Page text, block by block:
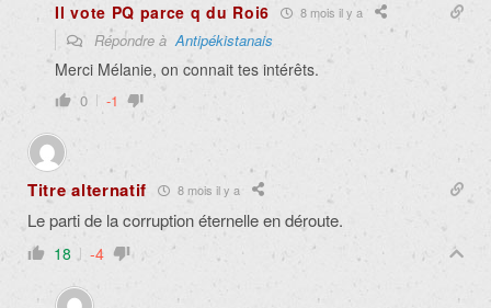
Il vote PQ parce q du Roi6 8 mois il y a
Répondre àAntipékistanais
Merci Mélanie, on connait tes intérêts.
0 -1
Titre alternatif 8 mois il y a
Le parti de la corruption éternelle en déroute.
18 -4